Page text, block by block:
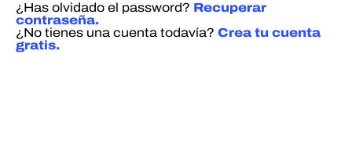
¿Has olvidado el password? Recuperar
contraseña.
¿No tienes una cuenta todavía? Crea tu cuenta
gratis.